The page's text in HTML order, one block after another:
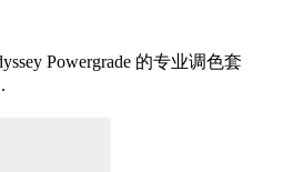
Powergrade 的专业调色套